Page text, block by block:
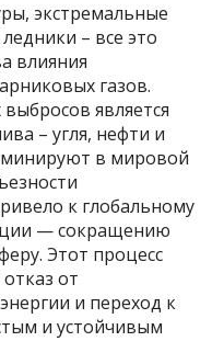
экстремальные
– все это
влияния
газов.
является
– угля, нефти и
в мировой
к глобальному
— сокращению
Этот процесс
от
и переход к
и устойчивым